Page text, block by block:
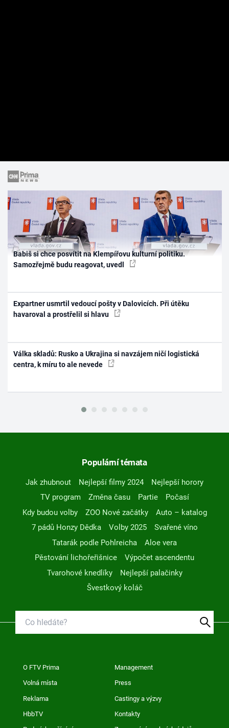
Babiš si chce posvítit na Klempířovu kulturní politiku.
Samozřejmě budu reagovat, uvedl
Expartner usmrtil vedoucí pošty v Dalovicích. Při útěku
havaroval a prostřelil si hlavu
Válka skladů: Rusko a Ukrajina si navzájem ničí logistická
centra, k míru to ale nevede
Populární témata
Jak zhubnout Nejlepší filmy 2024
Nejlepší horory
TV program
Změna času Partie
Počasí
Kdy budou volby
ZOO Nové začátky
Auto – katalog
7 pádů Honzy Dědka
Volby 2025
Svařené víno
Tatarák podle Pohlreicha
Aloe vera
Pěstování lichořeřišnice
Výpočet ascendentu
Tvarohové knedlíky
Nejlepší palačinky
Švestkový koláč
O FTV Prima Management
Volná místa Press
Reklama Castingy a výzvy
HbbTV Kontakty